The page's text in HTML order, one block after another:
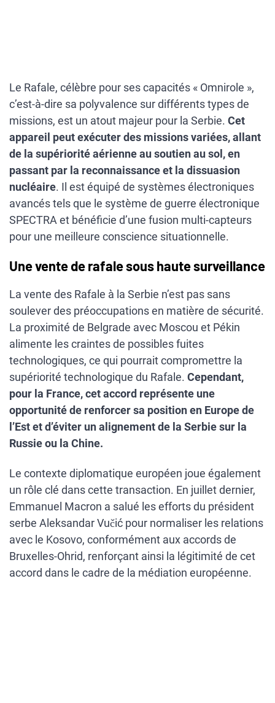
Le Rafale, célèbre pour ses capacités « Omnirole »,
c’est-à-dire sa polyvalence sur différents types de
missions, est un atout majeur pour la Serbie. Cet
appareil peut exécuter des missions variées, allant
de la supériorité aérienne au soutien au sol, en
passant par la reconnaissance et la dissuasion
nucléaire. Il est équipé de systèmes électroniques
avancés tels que le système de guerre électronique
SPECTRA et bénéficie d’une fusion multi-capteurs
pour une meilleure conscience situationnelle.
Une vente de rafale sous haute surveillance
La vente des Rafale à la Serbie n’est pas sans
soulever des préoccupations en matière de sécurité.
La proximité de Belgrade avec Moscou et Pékin
alimente les craintes de possibles fuites
technologiques, ce qui pourrait compromettre la
supériorité technologique du Rafale. Cependant,
pour la France, cet accord représente une
opportunité de renforcer sa position en Europe de
l’Est et d’éviter un alignement de la Serbie sur la
Russie ou la Chine.
Le contexte diplomatique européen joue également
un rôle clé dans cette transaction. En juillet dernier,
Emmanuel Macron a salué les efforts du président
serbe Aleksandar Vučić pour normaliser les relations
avec le Kosovo, conformément aux accords de
Bruxelles-Ohrid, renforçant ainsi la légitimité de cet
accord dans le cadre de la médiation européenne.